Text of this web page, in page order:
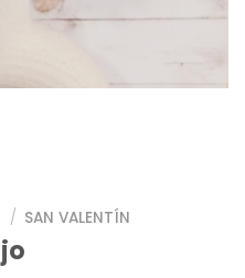
/ SAN VALENTÍN